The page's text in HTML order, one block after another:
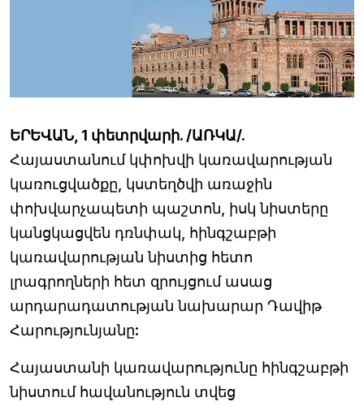
ԵՐԵՎԱՆ, 1 փետրվարի. /ԱՌԿԱ/.
Հայաստանում կփոխվի կառավարության
կառուցվածքը, կստեղծվի առաջին
փոխվարչապետի պաշտոն, իսկ նիստերը
կանցկացվեն դռնփակ, հինգշաբթի
կառավարության նիստից հետո
լրագրողների հետ զրույցում ասաց
արդարադատության նախարար Դավիթ
Հարությունյանը:
Հայաստանի կառավարությունը հինգշաբթի
նիստում հավանություն տվեց